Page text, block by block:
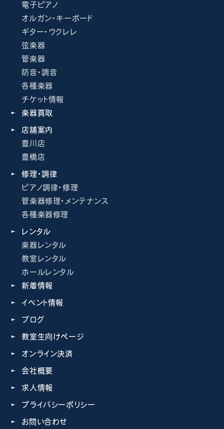
電子ピアノ
オルガン・キーボード
ギター・ウクレレ
弦楽器
管楽器
防音・調音
各種楽器
チケット情報
楽器買取
店舗案内
豊川店
豊橋店
修理・調律
ピアノ調律・修理
管楽器修理・メンテナンス
各種楽器修理
レンタル
楽器レンタル
教室レンタル
ホールレンタル
新着情報
イベント情報
ブログ
教室生向けページ
オンライン決済
会社概要
求人情報
プライバシーポリシー
お問い合わせ